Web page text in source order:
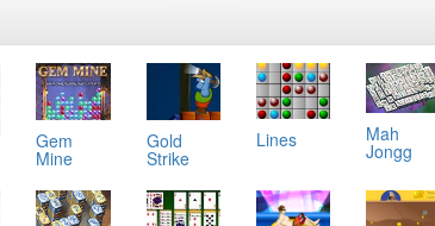
Gem
Mine
Gold
Strike
Lines Mah
Jongg